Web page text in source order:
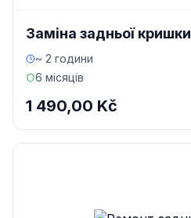
Заміна задньої кришки
~ 2 години
6 місяців
1 490,00 Kč